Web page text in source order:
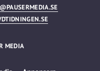
MEDIA